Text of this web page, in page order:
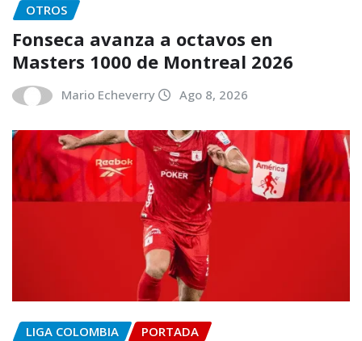
OTROS
Fonseca avanza a octavos en
Masters 1000 de Montreal 2026
Mario Echeverry Ago 8, 2026
LIGA COLOMBIA PORTADA